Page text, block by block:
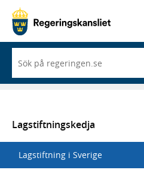
du
börjar
skriva
en
lista
med
sökförslag
Lagstiftningskedja
Lagstiftning i Sverige